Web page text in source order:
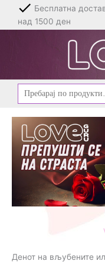
content
Брза и
Барај
за:
Денот на вљубените